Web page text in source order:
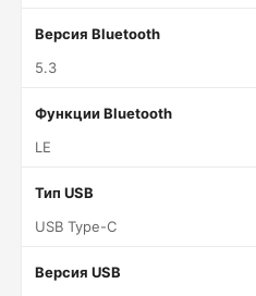
Версия Bluetooth
5.3
Функции Bluetooth
LE
Тип USB
USB Type-C
Версия USB